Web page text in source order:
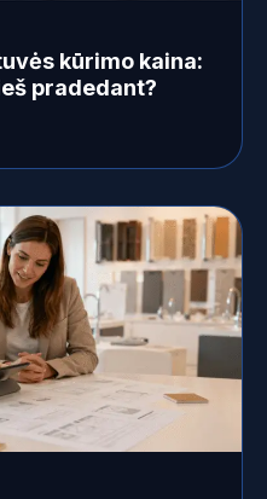
kūrimo kaina:
pradedant?